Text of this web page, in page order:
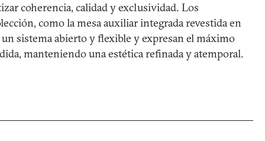
coherencia, calidad y exclusividad. Los
como la mesa auxiliar integrada revestida en
sistema abierto y flexible y expresan el máximo
manteniendo una estética refinada y atemporal.